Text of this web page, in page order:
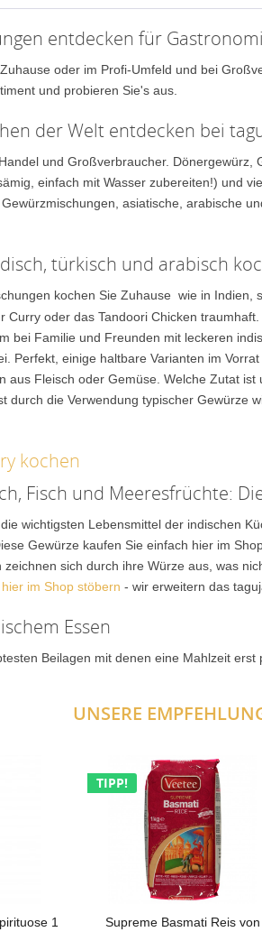
entdecken für
oder im Profi-Umfeld und bei
und probieren Sie's aus.
der Welt entdecken bei
und Großverbraucher.
einfach mit Wasser zubereiten!) und
asiatische, arabische
türkisch und arabisch
kochen Sie Zuhause wie in
Curry oder das Tandoori Chicken
bei Familie und Freunden mit leckeren
Perfekt, einige haltbare Varianten im
aus Fleisch oder Gemüse. Welche Zutat
durch die Verwendung typischer Gewürze
kochen
Fisch und Meeresfrüchte:
wichtigsten Lebensmittel der indischen
Gewürze kaufen Sie einfach hier im
sich durch ihre Würze aus, was
im Shop stöbern - wir erweitern das
Essen
Beilagen mit denen eine Mahlzeit
6-10 Zutaten. In fast allen Currys
UNSERE
1
TIPP!
Supreme Basmati Reis von